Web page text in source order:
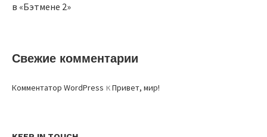
в «Бэтмене 2»
Свежие комментарии
Комментатор WordPress кПривет, мир!